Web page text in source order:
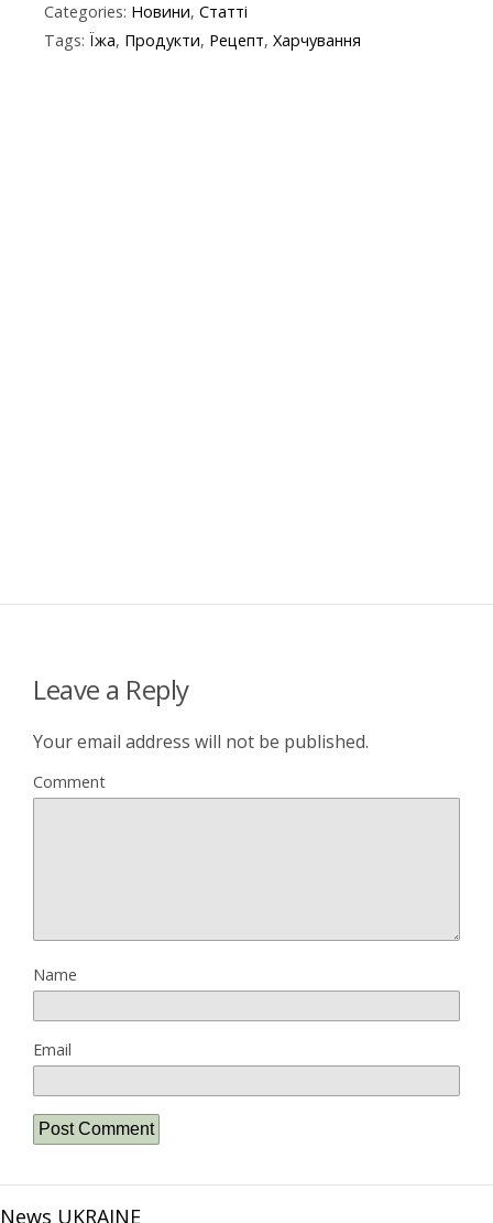
e
b
itt
er
e
gr
er at y
p
t
Categories: Новини, Статті
Tags: Їжа, Продукти, Рецепт, Харчування
Leave a Reply
Your email address will not be published.
Comment
Name
Email
News UKRAINE